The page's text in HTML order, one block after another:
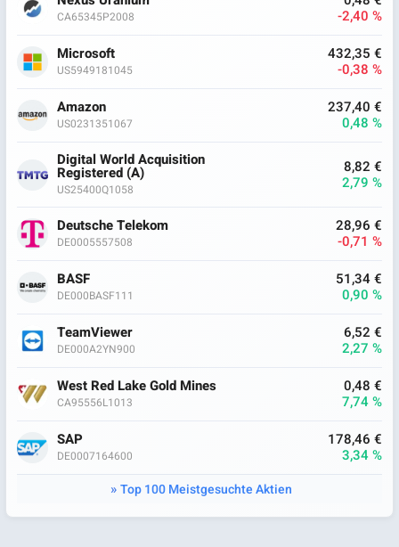
CA65345P2008
-2,40 %
Microsoft
US5949181045
432,35 €
-0,38 %
Amazon
US0231351067
237,40 €
0,48 %
Digital World Acquisition
Registered (A)
US25400Q1058
8,82 €
2,79 %
Deutsche Telekom
DE0005557508
28,96 €
-0,71 %
BASF
DE000BASF111
51,34 €
0,90 %
TeamViewer
DE000A2YN900
6,52 €
2,27 %
West Red Lake Gold Mines
CA95556L1013
0,48 €
7,74 %
SAP
DE0007164600
178,46 €
3,34 %
Top 100 Meistgesuchte Aktien